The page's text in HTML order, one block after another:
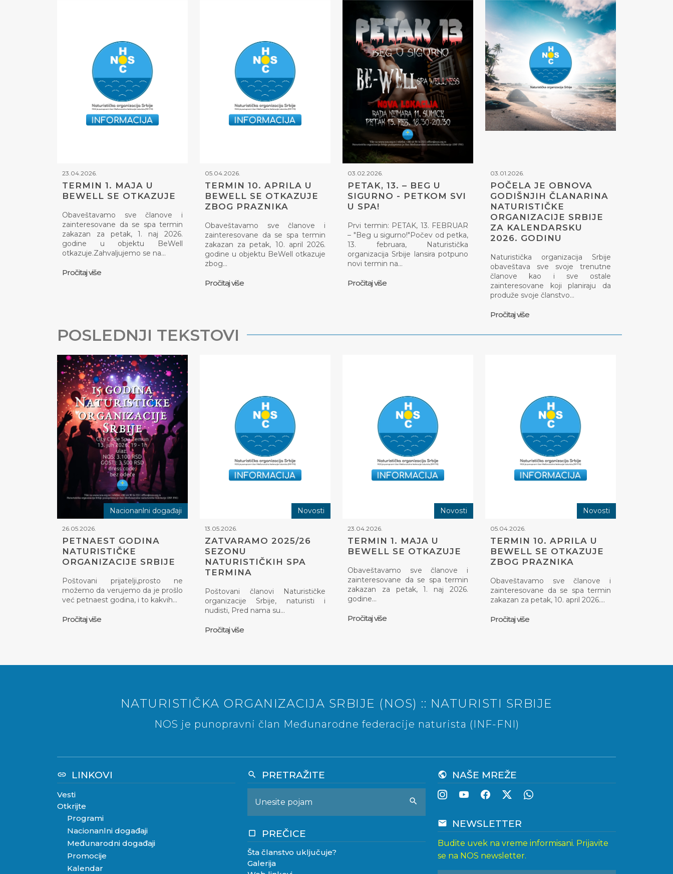
23.04.2026.
TERMIN 1. MAJA U
BEWELL SE OTKAZUJE
Obaveštavamo sve članove i
zainteresovane da se spa termin
zakazan za petak, 1. naj 2026.
godine u objektu BeWell
otkazuje.Zahvaljujemo se na…
Pročitaj više
05.04.2026.
TERMIN 10. APRILA U
BEWELL SE OTKAZUJE
ZBOG PRAZNIKA
Obaveštavamo sve članove i
zainteresovane da se spa termin
zakazan za petak, 10. april 2026.
godine u objektu BeWell otkazuje
zbog…
Pročitaj više
03.02.2026.
PETAK, 13. – BEG U
SIGURNO - PETKOM SVI
U SPA!
Prvi termin: PETAK, 13. FEBRUAR
– "Beg u sigurno!"Počev od petka,
13. februara, Naturistička
organizacija Srbije lansira potpuno
novi termin na…
Pročitaj više
03.01.2026.
POČELA JE OBNOVA
GODIŠNJIH ČLANARINA
NATURISTIČKE
ORGANIZACIJE SRBIJE
ZA KALENDARSKU
2026. GODINU
Naturistička organizacija Srbije
obaveštava sve svoje trenutne
članove kao i sve ostale
zainteresovane koji planiraju da
produže svoje članstvo…
Pročitaj više
POSLEDNJI TEKSTOVI
Nacionanlni događaji
26.05.2026.
PETNAEST GODINA
NATURISTIČKE
ORGANIZACIJE SRBIJE
Poštovani prijatelji,prosto ne
možemo da verujemo da je prošlo
već petnaest godina, i to kakvih…
Pročitaj više
Novosti
13.05.2026.
ZATVARAMO 2025/26
SEZONU
NATURISTIČKIH SPA
TERMINA
Poštovani članovi Naturističke
organizacije Srbije, naturisti i
nudisti, Pred nama su…
Pročitaj više
Novosti
23.04.2026.
TERMIN 1. MAJA U
BEWELL SE OTKAZUJE
Obaveštavamo sve članove i
zainteresovane da se spa termin
zakazan za petak, 1. naj 2026.
godine…
Pročitaj više
Novosti
05.04.2026.
TERMIN 10. APRILA U
BEWELL SE OTKAZUJE
ZBOG PRAZNIKA
Obaveštavamo sve članove i
zainteresovane da se spa termin
zakazan za petak, 10. april 2026.…
Pročitaj više
NATURISTIČKA ORGANIZACIJA SRBIJE (NOS) :: NATURISTI SRBIJE
NOS je punopravni član Međunarodne federacije naturista (INF-FNI)
link LINKOVI
Vesti
Otkrijte
Programi
Nacionanlni događaji
Međunarodni događaji
Promocije
Kalendar
search PRETRAŽITE
search
crop_square PREČICE
Šta članstvo uključuje?
Galerija
public NAŠE MREŽE
email NEWSLETTER
Budite uvek na vreme informisani. Prijavite
se na NOS newsletter.